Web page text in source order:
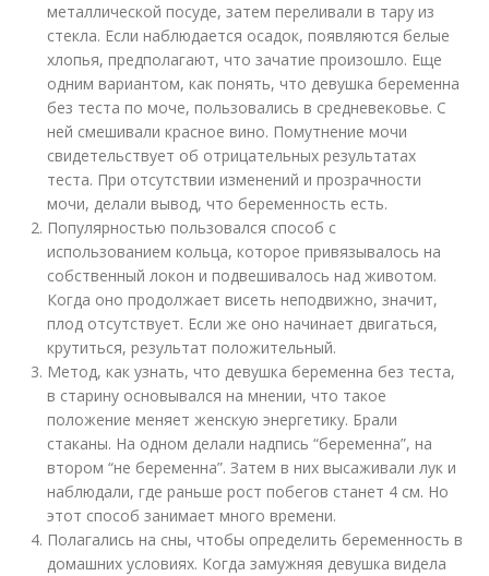
металлической посуде, затем переливали в тару из
стекла. Если наблюдается осадок, появляются белые
хлопья, предполагают, что зачатие произошло. Еще
одним вариантом, как понять, что девушка беременна
без теста по моче, пользовались в средневековье. С
ней смешивали красное вино. Помутнение мочи
свидетельствует об отрицательных результатах
теста. При отсутствии изменений и прозрачности
мочи, делали вывод, что беременность есть.
Популярностью пользовался способ с
использованием кольца, которое привязывалось на
собственный локон и подвешивалось над животом.
Когда оно продолжает висеть неподвижно, значит,
плод отсутствует. Если же оно начинает двигаться,
крутиться, результат положительный.
Метод, как узнать, что девушка беременна без теста,
в старину основывался на мнении, что такое
положение меняет женскую энергетику. Брали
стаканы. На одном делали надпись “беременна”, на
втором “не беременна”. Затем в них высаживали лук и
наблюдали, где раньше рост побегов станет 4 см. Но
этот способ занимает много времени.
Полагались на сны, чтобы определить беременность в
домашних условиях. Когда замужняя девушка видела